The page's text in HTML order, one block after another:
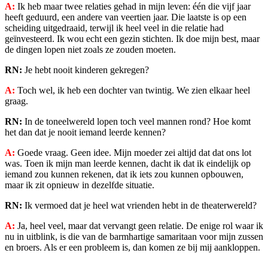
A: Ik heb maar twee relaties gehad in mijn leven: één die vijf jaar
heeft geduurd, een andere van veertien jaar. Die laatste is op een
scheiding uitgedraaid, terwijl ik heel veel in die relatie had
geïnvesteerd. Ik wou echt een gezin stichten. Ik doe mijn best, maar
de dingen lopen niet zoals ze zouden moeten.
RN: Je hebt nooit kinderen gekregen?
A: Toch wel, ik heb een dochter van twintig. We zien elkaar heel
graag.
RN: In de toneelwereld lopen toch veel mannen rond? Hoe komt
het dan dat je nooit iemand leerde kennen?
A: Goede vraag. Geen idee. Mijn moeder zei altijd dat dat ons lot
was. Toen ik mijn man leerde kennen, dacht ik dat ik eindelijk op
iemand zou kunnen rekenen, dat ik iets zou kunnen opbouwen,
maar ik zit opnieuw in dezelfde situatie.
RN: Ik vermoed dat je heel wat vrienden hebt in de theaterwereld?
A: Ja, heel veel, maar dat vervangt geen relatie. De enige rol waar ik
nu in uitblink, is die van de barmhartige samaritaan voor mijn zussen
en broers. Als er een probleem is, dan komen ze bij mij aankloppen.